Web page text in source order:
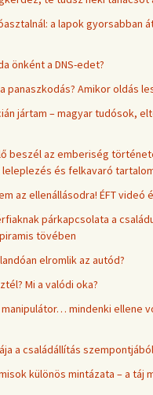
a lapok gyorsabban
önként a DNS-edet?
panaszkodás? Amikor oldás
jártam – magyar tudósok,
beszél az emberiség
és felkavaró
az ellenállásodra! ÉFT videó
párkapcsolata a
tövében
elromlik az autód?
Mi a valódi oka?
mindenki ellene
a családállítás szempontjából
különös mintázata – a táj